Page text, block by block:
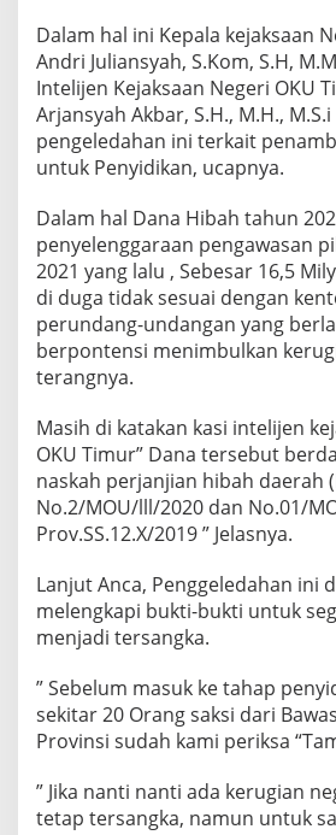
Dalam hal ini Kepala kejaksaan
Andri Juliansyah, S.Kom, S.H,
Intelijen Kejaksaan Negeri OKU
Arjansyah Akbar, S.H., M.H.,
pengeledahan ini terkait
untuk Penyidikan, ucapnya.
Dalam hal Dana Hibah tahun
penyelenggaraan pengawasan
2021 yang lalu , Sebesar 16,5
di duga tidak sesuai dengan
perundang-undangan yang
berpontensi menimbulkan
terangnya.
Masih di katakan kasi intelijen
OKU Timur” Dana tersebut
naskah perjanjian hibah daerah
No.2/MOU/lll/2020 dan No.01/
Prov.SS.12.X/2019 ” Jelasnya.
Lanjut Anca, Penggeledahan ini
melengkapi bukti-bukti untuk
menjadi tersangka.
” Sebelum masuk ke tahap
sekitar 20 Orang saksi dari
Provinsi sudah kami periksa
” Jika nanti nanti ada kerugian
tetap tersangka, namun untuk